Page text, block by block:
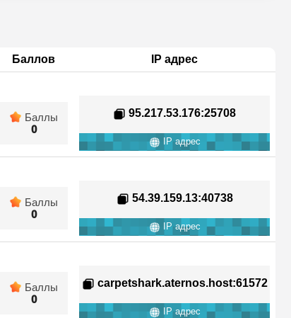
Баллов IP адрес
Баллы
0
95.217.53.176:25708
IP адрес
Баллы
0
54.39.159.13:40738
IP адрес
Баллы
0
carpetshark.aternos.host:61572
IP адрес